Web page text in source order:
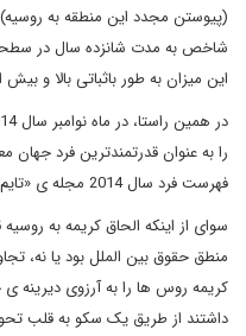
شاخص به مدت شانزده سال در
این میزان به طور باثباتی بالا و بیش از 84 درصد مانده
را به عنوان قدرتمندترین فرد
فهرست فرد سال 2014 مجله ی «تایم» در جایگاه سوم قرار گرفت.
سوای از اینکه الحاق کریمه به روسیه
منطق حقوق بین الملل بود یا نه،
کریمه روس ها را به آرزوی دیرینه
داشتند از طریق یک سکو به قلب